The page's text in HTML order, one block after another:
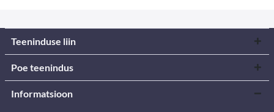
Teeninduse liin
Poe teenindus
Informatsioon